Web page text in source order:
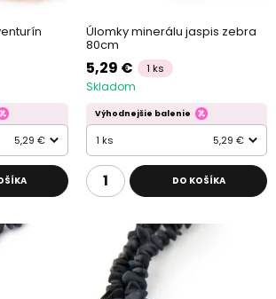
5,29 €
Úlomky minerálu jaspis zebra
80cm
5,29 € 1 ks
Skladom
Výhodnejšie balenie
1 ks 5,29 €
DO KOŠÍKA